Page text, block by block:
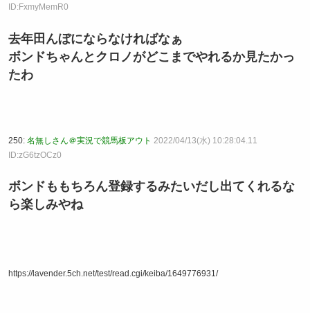
ID:FxmyMemR0
去年田んぼにならなければなぁ
ボンドちゃんとクロノがどこまでやれるか見たかっ
たわ
250: 名無しさん＠実況で競馬板アウト 2022/04/13(水) 10:28:04.11
ID:zG6tzOCz0
ボンドももちろん登録するみたいだし出てくれるな
ら楽しみやね
https://lavender.5ch.net/test/read.cgi/keiba/1649776931/